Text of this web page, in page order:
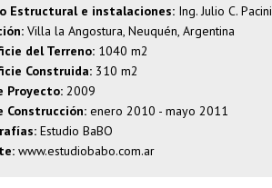
Estructural e instalaciones: Ing. Julio C. Pacini
Villa la Angostura, Neuquén, Argentina
del Terreno: 1040 m2
Construida: 310 m2
Proyecto: 2009
Construcción: enero 2010 - mayo 2011
Estudio BaBO
www.estudiobabo.com.ar